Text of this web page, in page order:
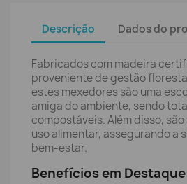
Descrição Dados do
Fabricados com madeira
proveniente de gestão
estes mexedores são uma
amiga do ambiente, sendo
compostáveis. Além disso,
uso alimentar, assegurando a
bem-estar.
Benefícios em